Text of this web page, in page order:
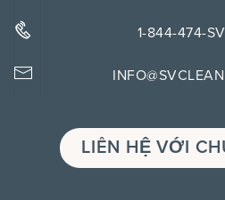
1-844-474-
LIÊN HỆ VỚI